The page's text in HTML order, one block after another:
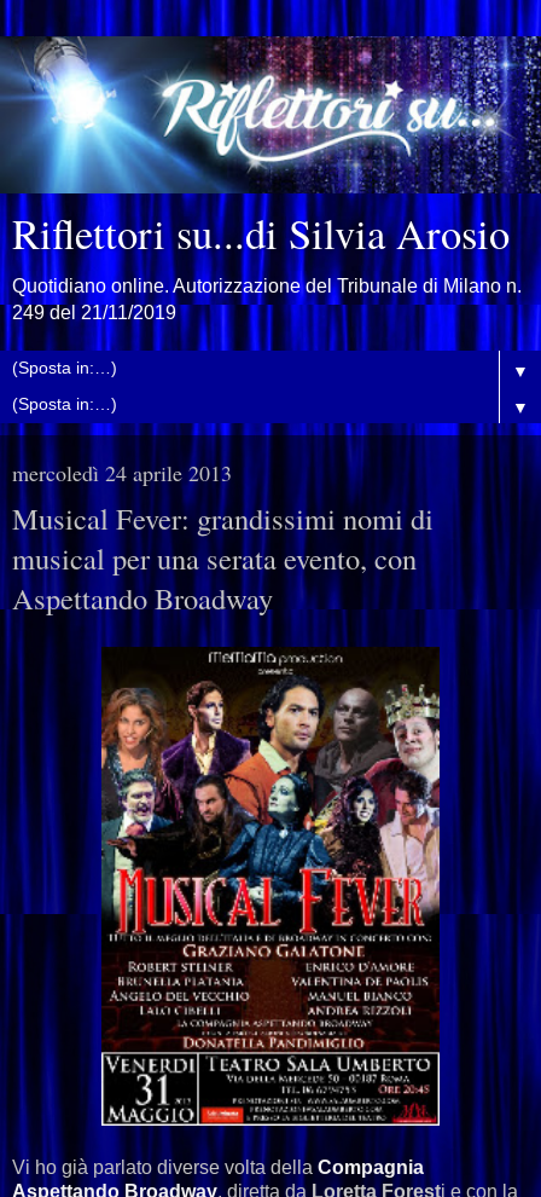
Riflettori su...di Silvia Arosio
Quotidiano online. Autorizzazione del Tribunale di Milano n.
249 del 21/11/2019
▼
▼
mercoledì 24 aprile 2013
Musical Fever: grandissimi nomi di
musical per una serata evento, con
Aspettando Broadway
Vi ho già parlato diverse volta della Compagnia
Aspettando Broadway, diretta da Loretta Foresti e con la